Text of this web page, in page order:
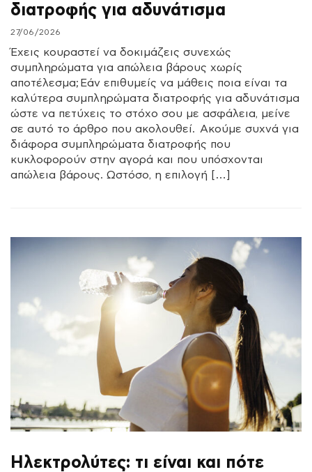
διατροφής για αδυνάτισμα
27/06/2026
Έχεις κουραστεί να δοκιμάζεις συνεχώς
συμπληρώματα για απώλεια βάρους χωρίς
αποτέλεσμα; Εάν επιθυμείς να μάθεις ποια είναι τα
καλύτερα συμπληρώματα διατροφής για αδυνάτισμα
ώστε να πετύχεις το στόχο σου με ασφάλεια, μείνε
σε αυτό το άρθρο που ακολουθεί. Ακούμε συχνά για
διάφορα συμπληρώματα διατροφής που
κυκλοφορούν στην αγορά και που υπόσχονται
απώλεια βάρους. Ωστόσο, η επιλογή […]
Ηλεκτρολύτες: τι είναι και πότε